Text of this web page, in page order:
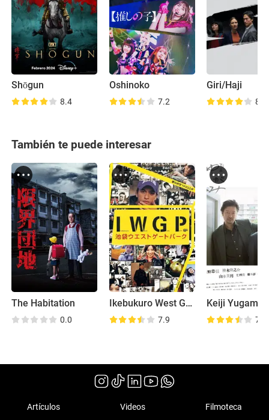
Shōgun
8.4
Oshinoko
7.2
Giri/Haji
8.1
También te puede interesar
The Habitation
0.0
Ikebukuro West Gate Park (Acción en vivo)
7.9
Keiji Yugami
7.4
Artículos Videos Filmoteca